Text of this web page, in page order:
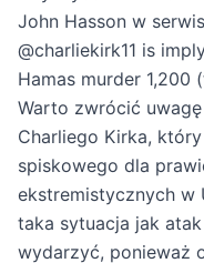
John Hasson w
@charliekirk11 is
Hamas murder 1,200
Warto zwrócić
Charliego Kirka,
spiskowego dla
ekstremistycznych w
taka sytuacja jak
wydarzyć, ponieważ